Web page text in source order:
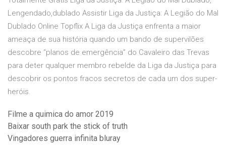
Lengendado,dublado Assistir Liga da Justiça: A Legião do Mal
Dublado Online Topflix A Liga da Justiça enfrenta a maior
ameaça de sua história quando um bando de supervilões
descobre “planos de emergência” do Cavaleiro das Trevas
para deter qualquer membro rebelde da Liga da Justiça para
descobrir os pontos fracos secretos de cada um dos super-
heróis.
Filme a quimica do amor 2019
Baixar south park the stick of truth
Vingadores guerra infinita bluray